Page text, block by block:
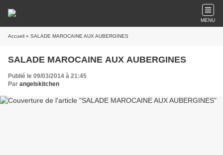
MENU
Accueil » SALADE MAROCAINE AUX AUBERGINES
SALADE MAROCAINE AUX AUBERGINES
Publié le 09/03/2014 à 21:45
Par angelskitchen